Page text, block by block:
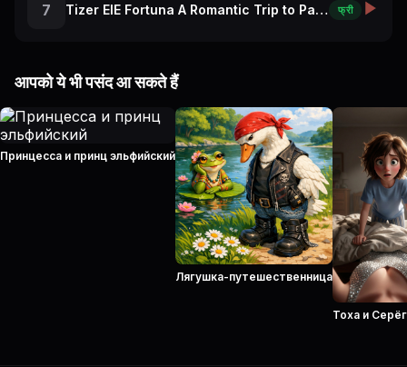
7 Tizer ElE Fortuna A Romantic Trip to Paris फ्री
आपको ये भी पसंद आ सकते हैं
Принцесса и принц эльфийский
Лягушка-путешественница
Тоха и